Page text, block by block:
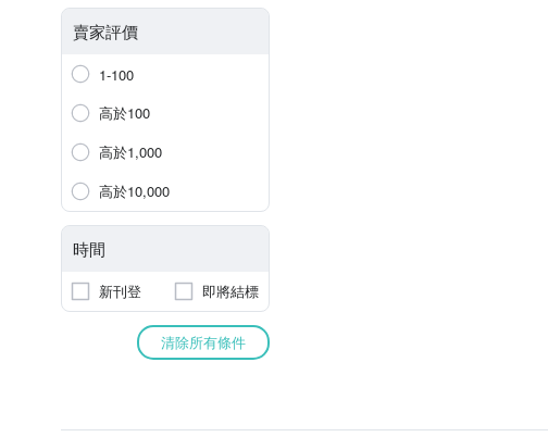
賣家評價
1-100
高於100
高於1,000
高於10,000
時間
新刊登 即將結標
清除所有條件